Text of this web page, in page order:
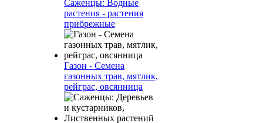
Саженцы: Водные
растения - растения
прибрежные
Газон - Семена
газонных трав, мятлик,
рейграс, овсянница